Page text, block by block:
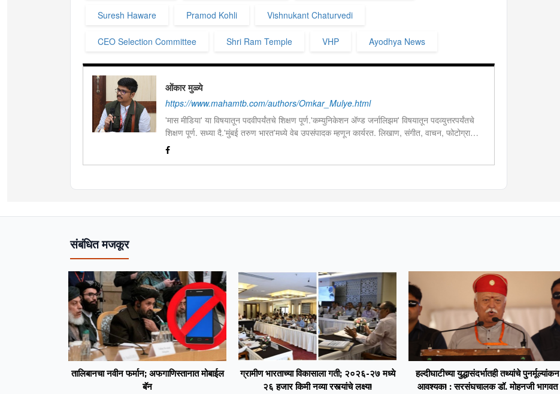
Suresh Haware Pramod Kohli Vishnukant Chaturvedi
CEO Selection Committee Shri Ram Temple VHP Ayodhya News
ओंकार मुळ्ये
https://www.mahamtb.com/authors/Omkar_Mulye.html
'मास मीडिया' या विषयातून पदवीपर्यंतचे शिक्षण पूर्ण.'कम्युनिकेशन ॲण्ड जर्नालिझम' विषयातून पदव्युत्तरपर्यंतचे
शिक्षण पूर्ण. सध्या दै.'मुंबई तरुण भारत'मध्ये वेब उपसंपादक म्हणून कार्यरत. लिखाण, संगीत, वाचन, फोटोग्राफी,
इ.ची आवड.लिवोग्राफी भाषाशैलीत विशेष प्रावीण्य.बालपणापासून रा.स्व.संघाचा स्वयंसेवक
संबंधित मजकूर
तालिबानचा नवीन फर्मान; अफगाणिस्तानात मोबाईल
बॅन
ग्रामीण भारताच्या विकासाला गती; २०२६-२७ मध्ये
२६ हजार किमी नव्या रस्त्यांचे लक्ष्य!
हल्दीघाटीच्या युद्धासंदर्भातही तथ्यांचे पुनर्मूल्यांकन
आवश्यक! : सरसंघचालक डॉ. मोहनजी भागवत